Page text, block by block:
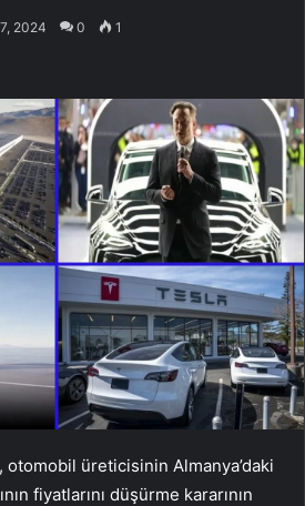
2024 0 1
üreticisinin Almanya’daki
fiyatlarını düşürme kararının